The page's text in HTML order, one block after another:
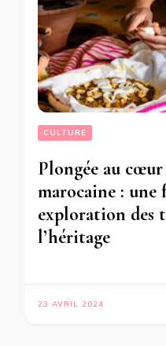
CULTURE
Plongée au
marocaine : une
exploration des
l’héritage
23 AVRIL 2024